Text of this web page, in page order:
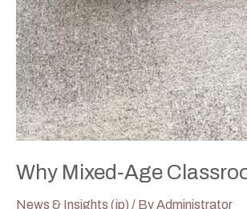
Why Mixed‑Age
News & Insights (jp) / ByAdministrator